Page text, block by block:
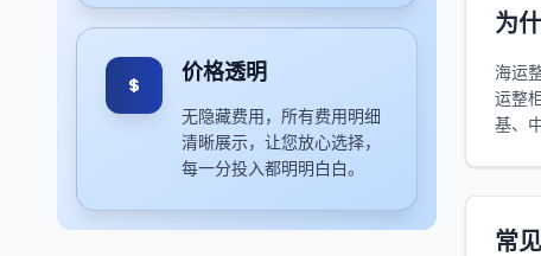
价格透明
无隐藏费用，所有费用明细
清晰展示，让您放心选择，
每一分投入都明明白白。
为
海运
运整
基、
常